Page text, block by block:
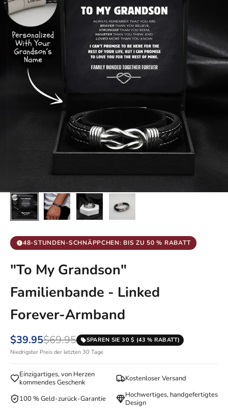
48-STUNDEN-SCHNÄPPCHEN: BIS ZU 50 % RABATT
"To My Grandson"
Familienbande - Linked
Forever-Armband
$39.95$69.95
SPAREN SIE 30 $ (43 % RABATT)
Niedrigster Preis der letzten 30 Tage
Einzigartiges, von Herzen
kommendes Geschenk
Kostenloser Versand
100 % Geld-zurück-Garantie
Hochwertiges, handgefertigtes
Design